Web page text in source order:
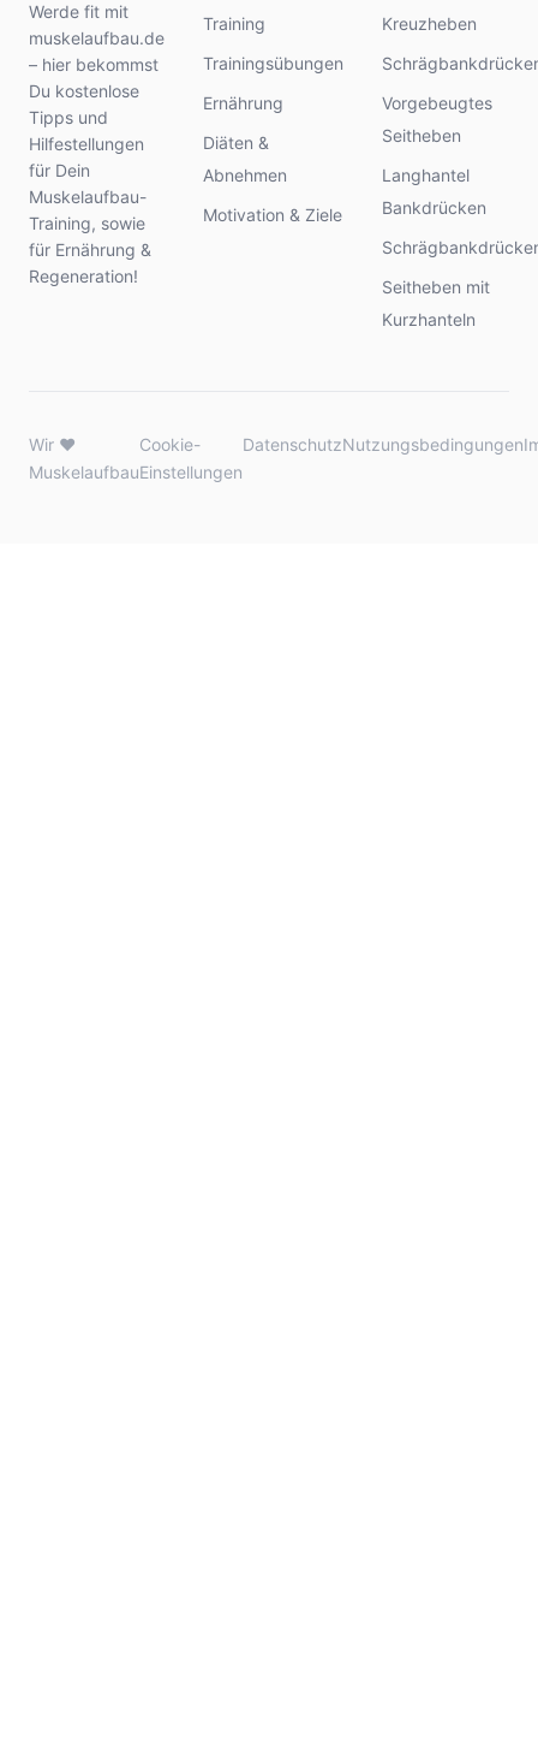
Werde fit mit
muskelaufbau.de
– hier bekommst
Du kostenlose
Tipps und
Hilfestellungen
für Dein
Muskelaufbau-
Training, sowie
für Ernährung &
Regeneration!
Training
Trainingsübungen
Ernährung
Diäten &
Abnehmen
Motivation & Ziele
Kreuzheben
Vorgebeugtes
Seitheben
Langhantel
Bankdrücken
Seitheben mit
Kurzhanteln
Wir ♥
Muskelaufbau
Cookie-
Einstellungen
DatenschutzNutzungsbedingungen